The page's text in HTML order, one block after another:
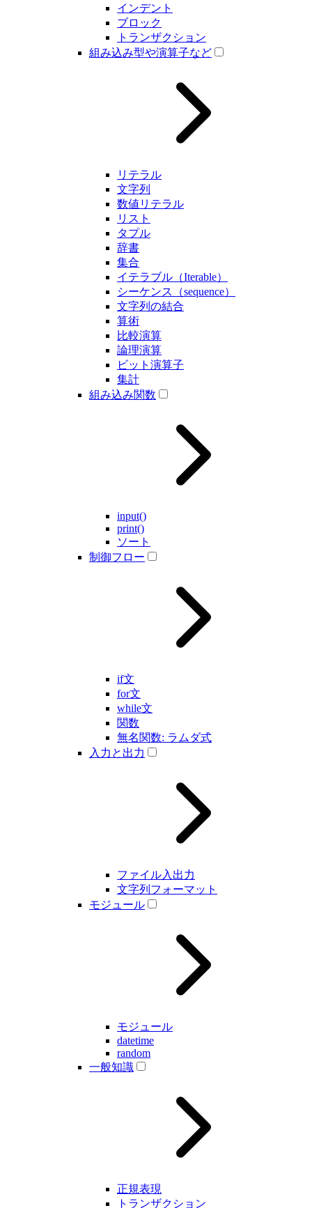
インデント
ブロック
トランザクション
組み込み型や演算子など
リテラル
文字列
数値リテラル
リスト
タプル
辞書
集合
イテラブル（Iterable）
シーケンス（sequence）
文字列の結合
算術
比較演算
論理演算
ビット演算子
集計
組み込み関数
input()
print()
ソート
制御フロー
if文
for文
while文
関数
無名関数: ラムダ式
入力と出力
ファイル入出力
文字列フォーマット
モジュール
モジュール
datetime
random
一般知識
正規表現
トランザクション